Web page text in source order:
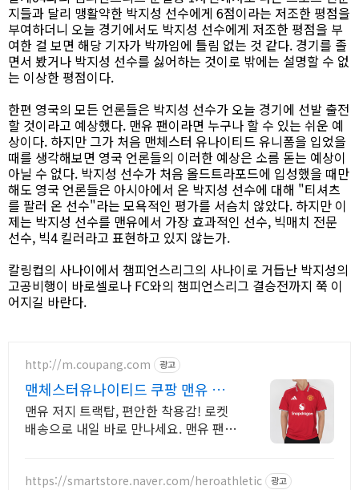
지들과 달리 맹활약한 박지성 선수에게 6점이라는 저조한 평점을
부여하더니 오늘 경기에서도 박지성 선수에게 저조한 평점을 부
여한 걸 보면 해당 기자가 박까임에 틀림 없는 것 같다. 경기를 졸
면서 봤거나 박지성 선수를 싫어하는 것이로 밖에는 설명할 수 없
는 이상한 평점이다.
한편 영국의 모든 언론들은 박지성 선수가 오늘 경기에 선발 출전
할 것이라고 예상했다. 맨유 팬이라면 누구나 할 수 있는 쉬운 예
상이다. 하지만 그가 처음 맨체스터 유나이티드 유니폼을 입었을
때를 생각해보면 영국 언론들의 이러한 예상은 소름 돋는 예상이
아닐 수 없다. 박지성 선수가 처음 올드트라포드에 입성했을 때만
해도 영국 언론들은 아시아에서 온 박지성 선수에 대해 "티셔츠
를 팔러 온 선수"라는 모욕적인 평가를 서슴치 않았다. 하지만 이
제는 박지성 선수를 맨유에서 가장 효과적인 선수, 빅매치 전문
선수, 빅4 킬러라고 표현하고 있지 않는가.
칼링컵의 사나이에서 챔피언스리그의 사나이로 거듭난 박지성의
고공비행이 바로셀로나 FC와의 챔피언스리그 결승전까지 쭉 이
어지길 바란다.
http://m.coupang.com 광고
맨체스터유나이티드 쿠팡 맨유 축
구 유니폼
맨유 저지 트랙탑, 편안한 착용감! 로켓
배송으로 내일 바로 만나세요. 맨유 팬
https://smartstore.naver.com/heroathletic 광고